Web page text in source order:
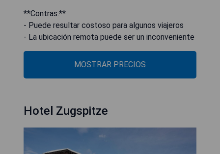
**Contras:**
- Puede resultar costoso para algunos viajeros
- La ubicación remota puede ser un inconveniente
MOSTRAR PRECIOS
Hotel Zugspitze